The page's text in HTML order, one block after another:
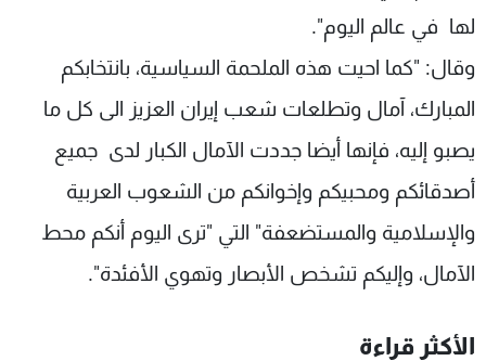
لها في عالم اليوم".
وقال: "كما احيت هذه الملحمة السياسية، بانتخابكم
المبارك، آمال وتطلعات شعب إيران العزيز الى كل ما
يصبو إليه، فإنها أيضا جددت الآمال الكبار لدى جميع
أصدقائكم ومحبيكم وإخوانكم من الشعوب العربية
والإسلامية والمستضعفة" التي "ترى اليوم أنكم محط
الآمال، وإليكم تشخص الأبصار وتهوي الأفئدة".
الأكثر قراءة